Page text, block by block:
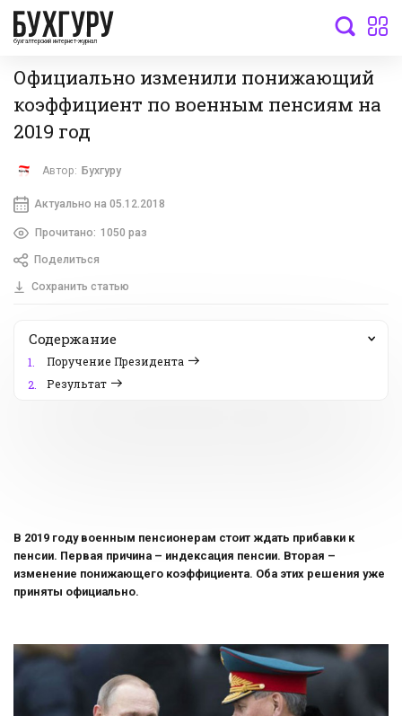
бухгалтерский интернет-журнал
Официально изменили понижающий
коэффициент по военным пенсиям на
2019 год
Автор: Бухгуру
Актуально на 05.12.2018
Прочитано: 1050 раз
Поделиться
Сохранить статью
Содержание
1.
Поручение Президента
2.
Результат
В 2019 году военным пенсионерам стоит ждать прибавки к
пенсии. Первая причина – индексация пенсии. Вторая –
изменение понижающего коэффициента. Оба этих решения уже
приняты официально.